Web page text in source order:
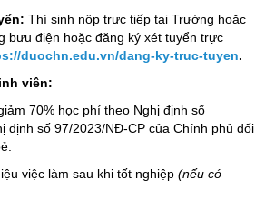
Thí sinh nộp trực tiếp tại Trường hoặc
bưu điện hoặc đăng ký xét tuyển trực
duochn.edu.vn/dang-ky-truc-tuyen.
viên:
70% học phí theo Nghị định số
định số 97/2023/NĐ-CP của Chính phủ đối
việc làm sau khi tốt nghiệp (nếu có